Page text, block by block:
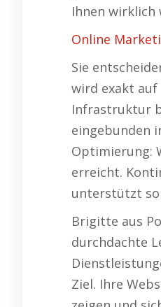
Ihnen
Online
Sie
wird exakt
Infrastruktur
eingebunden
Optimierung:
erreicht.
unterstützt so
Brigitte aus
durchdachte
Ziel. Ihre